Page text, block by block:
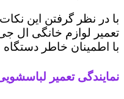
با در نظر گرفتن این
تعمیر لوازم خانگی ال
با اطمینان خاطر دستگاه
نمایندگی تعمیر